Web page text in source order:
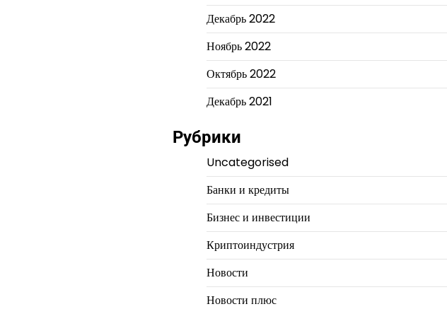
Декабрь 2022
Ноябрь 2022
Октябрь 2022
Декабрь 2021
Рубрики
Uncategorised
Банки и кредиты
Бизнес и инвестиции
Криптоиндустрия
Новости
Новости плюс